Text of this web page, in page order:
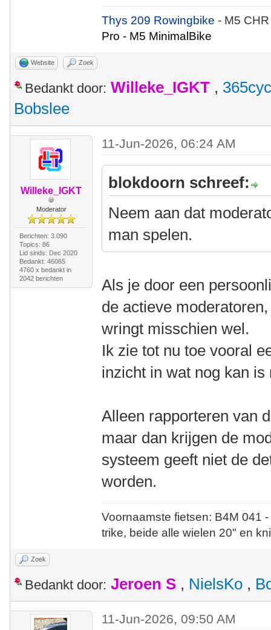
Thys 209 Rowingbike- M5
Pro - M5 MinimalBike
Website Zoek
Bedankt door: Willeke_IGKT ,
Bobslee
Willeke_IGKT
Moderator
Berichten: 3.090
Topics: 86
Lid sinds: Dec 2020
Bedankt: 46065
4760 x bedankt in
2042 berichten
11-Jun-2026, 06:24 AM
blokdoorn schreef:
Neem aan dat
man spelen.
Als je door een
de actieve
wringt misschien wel.
Ik zie tot nu toe vooral
inzicht in wat nog kan
Alleen rapporteren van
maar dan krijgen de
systeem geeft niet de
worden.
Voornaamste fietsen: B4M
trike, beide alle wielen 20" en
Zoek
Bedankt door: Jeroen S , NielsKo ,
11-Jun-2026, 09:50 AM